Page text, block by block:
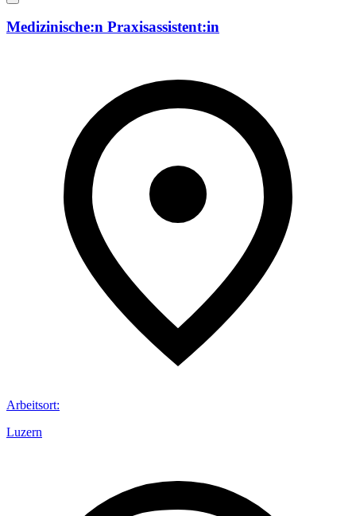
Medizinische:n Praxisassistent:in
Arbeitsort:
Luzern